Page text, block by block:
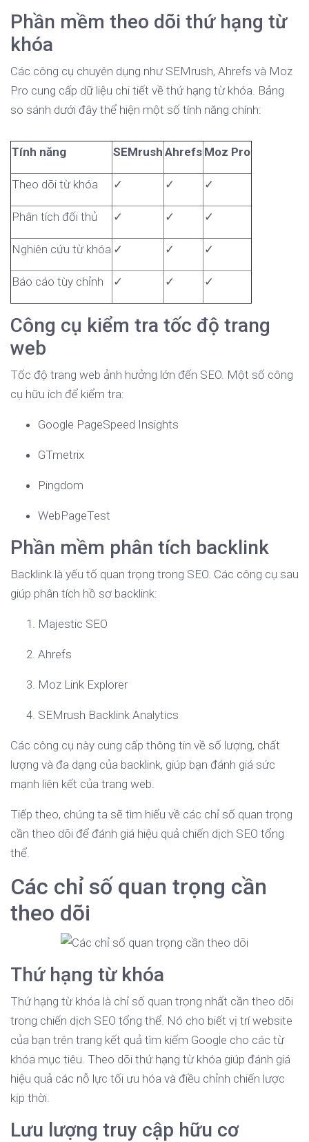
Phần mềm theo dõi thứ hạng từ
khóa
Các công cụ chuyên dụng như SEMrush, Ahrefs và Moz
Pro cung cấp dữ liệu chi tiết về thứ hạng từ khóa. Bảng
so sánh dưới đây thể hiện một số tính năng chính:
Tính năng SEMrush Ahrefs Moz Pro
Theo dõi từ khóa ✓ ✓ ✓
Phân tích đối thủ ✓ ✓ ✓
Nghiên cứu từ khóa ✓ ✓ ✓
Báo cáo tùy chỉnh ✓ ✓ ✓
Công cụ kiểm tra tốc độ trang
web
Tốc độ trang web ảnh hưởng lớn đến SEO. Một số công
cụ hữu ích để kiểm tra:
Google PageSpeed Insights
GTmetrix
Pingdom
WebPageTest
Phần mềm phân tích backlink
Backlink là yếu tố quan trọng trong SEO. Các công cụ sau
giúp phân tích hồ sơ backlink:
Majestic SEO
Ahrefs
Moz Link Explorer
SEMrush Backlink Analytics
Các công cụ này cung cấp thông tin về số lượng, chất
lượng và đa dạng của backlink, giúp bạn đánh giá sức
mạnh liên kết của trang web.
Tiếp theo, chúng ta sẽ tìm hiểu về các chỉ số quan trọng
cần theo dõi để đánh giá hiệu quả chiến dịch SEO tổng
thể.
Các chỉ số quan trọng cần
theo dõi
Thứ hạng từ khóa
Thứ hạng từ khóa là chỉ số quan trọng nhất cần theo dõi
trong chiến dịch SEO tổng thể. Nó cho biết vị trí website
của bạn trên trang kết quả tìm kiếm Google cho các từ
khóa mục tiêu. Theo dõi thứ hạng từ khóa giúp đánh giá
hiệu quả các nỗ lực tối ưu hóa và điều chỉnh chiến lược
kịp thời.
Lưu lượng truy cập hữu cơ